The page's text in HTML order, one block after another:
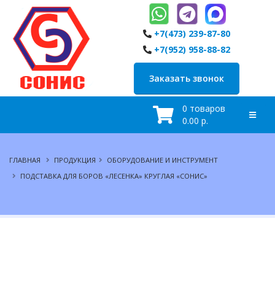
+7(473) 239-87-80
+7(952) 958-88-82
Заказать звонок
0 товаров
0.00 р.
ГЛАВНАЯ ПРОДУКЦИЯ
ОБОРУДОВАНИЕ И ИНСТРУМЕНТ
ПОДСТАВКА ДЛЯ БОРОВ «ЛЕСЕНКА» КРУГЛАЯ «СОНИС»